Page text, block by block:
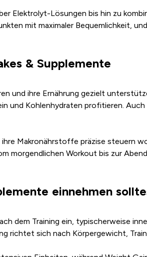
Elektrolyt-Lösungen bis hin zu
mit maximaler Bequemlichkeit,
& Supplemente
und ihre Ernährung gezielt
und Kohlenhydraten profitieren.
Makronährstoffe präzise steuern
morgendlichen Workout bis zur
einnehmen
dem Training ein, typischerweise
richtet sich nach Körpergewicht,